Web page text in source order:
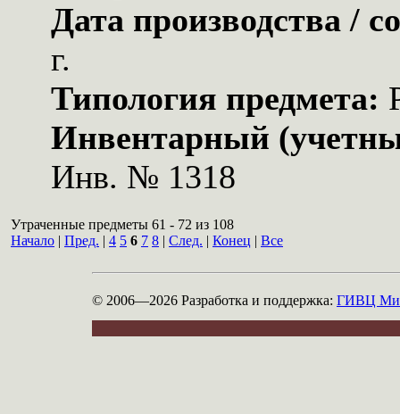
Дата производства /
г.
Типология предмета:
Инвентарный
Инв. № 1318
Утраченные предметы 61 - 72 из 108
Начало | Пред. | 4 5 6 7 8 | След. | Конец | Все
© 2006—2026 Разработка и поддержка: ГИВЦ